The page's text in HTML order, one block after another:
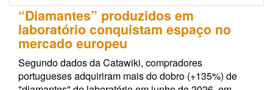
“Diamantes” produzidos em
laboratório conquistam espaço no
mercado europeu
Segundo dados da Catawiki, compradores
portugueses adquiriram mais do dobro (+135%) de